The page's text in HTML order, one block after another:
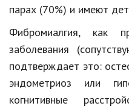
парах (70%) и имеют
Фибромиалгия, как
заболевания
подтверждает это:
эндометриоз или
когнитивные